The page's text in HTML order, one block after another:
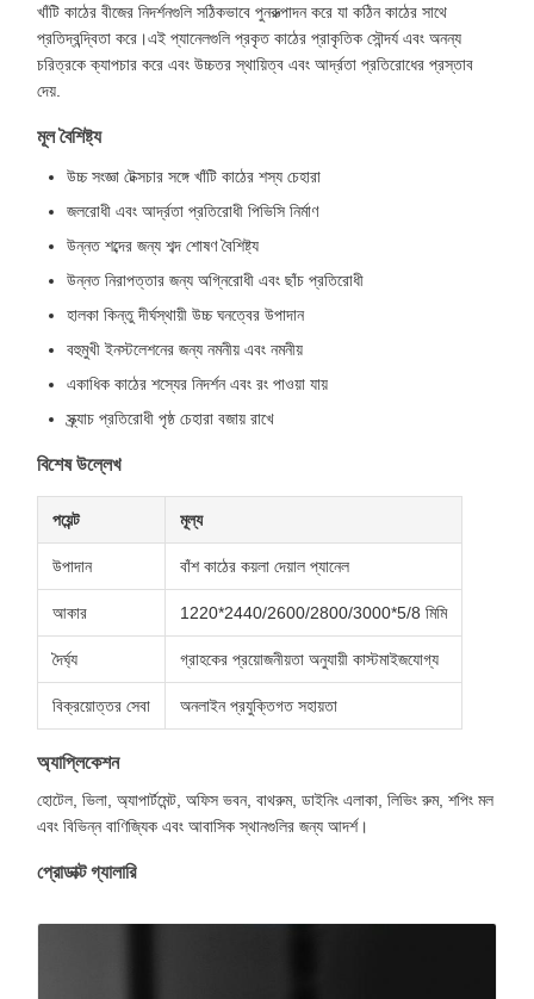
খাঁটি কাঠের বীজের নিদর্শনগুলি সঠিকভাবে পুনরুত্পাদন করে যা কঠিন কাঠের সাথে
প্রতিদ্বন্দ্বিতা করে।এই প্যানেলগুলি প্রকৃত কাঠের প্রাকৃতিক সৌন্দর্য এবং অনন্য
চরিত্রকে ক্যাপচার করে এবং উচ্চতর স্থায়িত্ব এবং আর্দ্রতা প্রতিরোধের প্রস্তাব
দেয়.
মূল বৈশিষ্ট্য
উচ্চ সংজ্ঞা টেক্সচার সঙ্গে খাঁটি কাঠের শস্য চেহারা
জলরোধী এবং আর্দ্রতা প্রতিরোধী পিভিসি নির্মাণ
উন্নত শব্দের জন্য শব্দ শোষণ বৈশিষ্ট্য
উন্নত নিরাপত্তার জন্য অগ্নিরোধী এবং ছাঁচ প্রতিরোধী
হালকা কিন্তু দীর্ঘস্থায়ী উচ্চ ঘনত্বের উপাদান
বহুমুখী ইনস্টলেশনের জন্য নমনীয় এবং নমনীয়
একাধিক কাঠের শস্যের নিদর্শন এবং রং পাওয়া যায়
স্ক্র্যাচ প্রতিরোধী পৃষ্ঠ চেহারা বজায় রাখে
বিশেষ উল্লেখ
পয়েন্ট মূল্য
উপাদান বাঁশ কাঠের কয়লা দেয়াল প্যানেল
আকার 1220*2440/2600/2800/3000*5/8 মিমি
দৈর্ঘ্য গ্রাহকের প্রয়োজনীয়তা অনুযায়ী কাস্টমাইজযোগ্য
বিক্রয়োত্তর সেবা অনলাইন প্রযুক্তিগত সহায়তা
অ্যাপ্লিকেশন
হোটেল, ভিলা, অ্যাপার্টমেন্ট, অফিস ভবন, বাথরুম, ডাইনিং এলাকা, লিভিং রুম, শপিং মল
এবং বিভিন্ন বাণিজ্যিক এবং আবাসিক স্থানগুলির জন্য আদর্শ।
প্রোডাক্ট গ্যালারি